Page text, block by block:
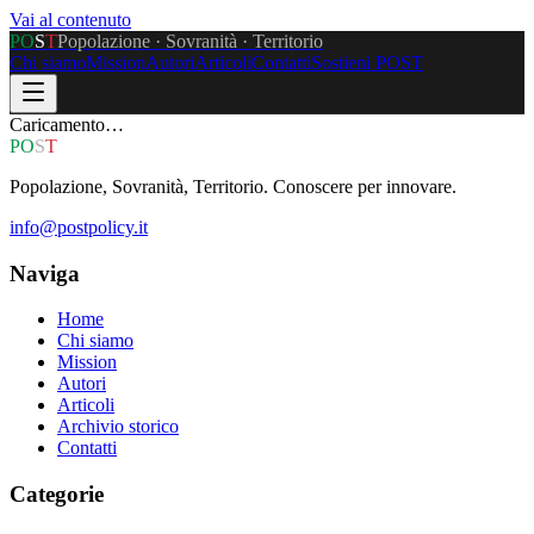
Vai al contenuto
POSTPopolazione · Sovranità · Territorio
Chi siamoMissionAutoriArticoliContattiSostieni POST
Caricamento…
POST
Popolazione, Sovranità, Territorio. Conoscere per innovare.
info@postpolicy.it
Naviga
Home
Chi siamo
Mission
Autori
Articoli
Archivio storico
Contatti
Categorie